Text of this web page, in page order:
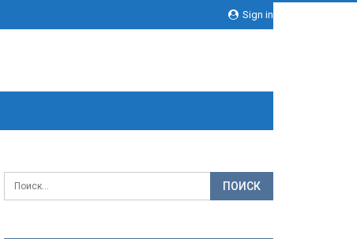
Sign in